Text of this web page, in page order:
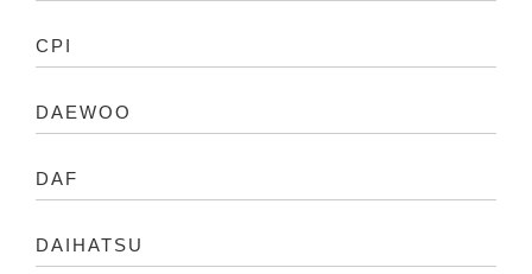
CPI
DAEWOO
DAF
DAIHATSU